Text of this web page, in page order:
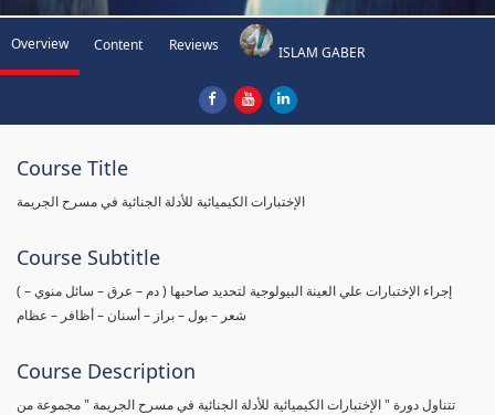
Overview Content Reviews ISLAM GABER
Course Title
الإختبارات الكيميائية للأدلة الجنائية في مسرح الجريمة
Course Subtitle
( إجراء الإختبارات علي العينة البيولوجية لتحديد صاحبها ( دم – عرق – سائل منوي –
شعر – بول – براز – أسنان – أظافر – عظام
Course Description
تتناول دورة " الإختبارات الكيميائية للأدلة الجنائية في مسرح الجريمة " مجموعة من